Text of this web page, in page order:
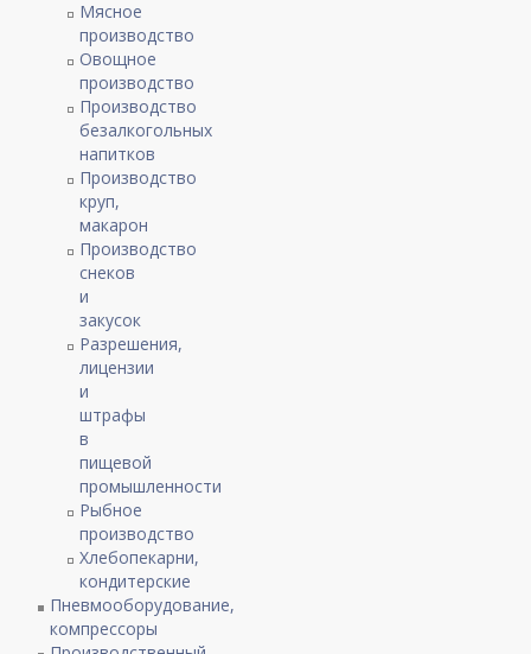
Мясное
производство
Овощное
производство
Производство
безалкогольных
напитков
Производство
круп,
макарон
Производство
снеков
и
закусок
Разрешения,
лицензии
и
штрафы
в
пищевой
промышленности
Рыбное
производство
Хлебопекарни,
кондитерские
Пневмооборудование,
компрессоры